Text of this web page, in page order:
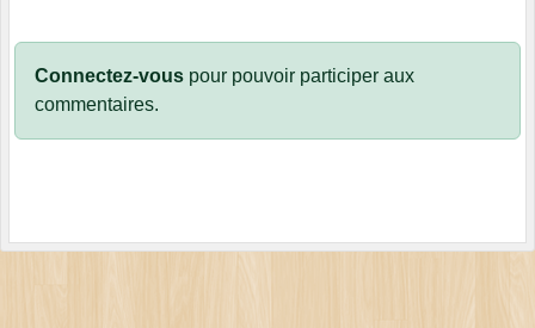
Connectez-vous pour pouvoir participer aux
commentaires.